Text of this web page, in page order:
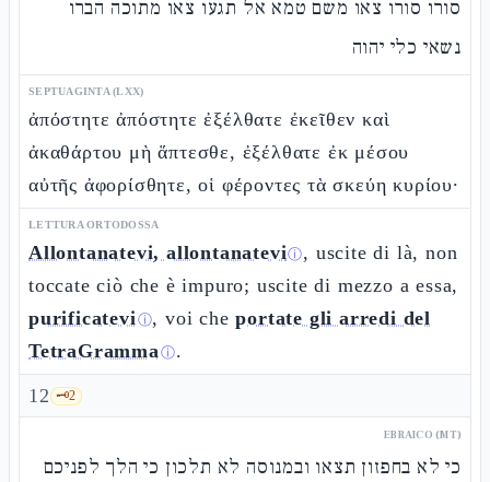
סורו סורו צאו משם טמא אל תגעו צאו מתוכה הברו
נשאי כלי יהוה
SEPTUAGINTA (LXX)
ἀπόστητε ἀπόστητε ἐξέλθατε ἐκεῖθεν καὶ
ἀκαθάρτου μὴ ἅπτεσθε, ἐξέλθατε ἐκ μέσου
αὐτῆς ἀφορίσθητε, οἱ φέροντες τὰ σκεύη κυρίου·
LETTURA ORTODOSSA
Allontanatevi, allontanateviⓘ, uscite di là, non
toccate ciò che è impuro; uscite di mezzo a essa,
purificateviⓘ, voi cheportate gli arredi del
TetraGrammaⓘ.
12 🗝️2
EBRAICO (MT)
כי לא בחפזון תצאו ובמנוסה לא תלכון כי הלך לפניכם